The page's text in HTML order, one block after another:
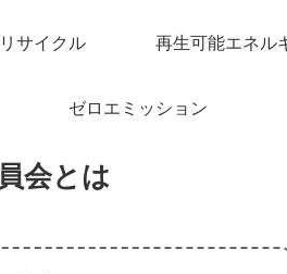
リサイクル 再生可能エネル
ゼロエミッション
会とは